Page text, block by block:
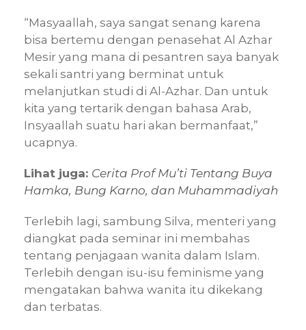
“Masyaallah, saya sangat senang karena
bisa bertemu dengan penasehat Al Azhar
Mesir yang mana di pesantren saya banyak
sekali santri yang berminat untuk
melanjutkan studi di Al-Azhar. Dan untuk
kita yang tertarik dengan bahasa Arab,
Insyaallah suatu hari akan bermanfaat,”
ucapnya.
Lihat juga: Cerita Prof Mu’ti Tentang Buya
Hamka, Bung Karno, dan Muhammadiyah
Terlebih lagi, sambung Silva, menteri yang
diangkat pada seminar ini membahas
tentang penjagaan wanita dalam Islam.
Terlebih dengan isu-isu feminisme yang
mengatakan bahwa wanita itu dikekang
dan terbatas.